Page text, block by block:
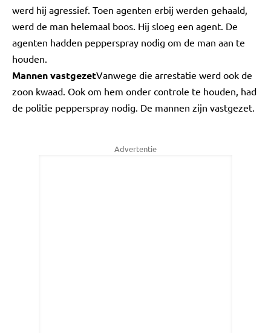
werd hij agressief. Toen agenten erbij werden gehaald,
werd de man helemaal boos. Hij sloeg een agent. De
agenten hadden pepperspray nodig om de man aan te
houden.
Mannen vastgezetVanwege die arrestatie werd ook de
zoon kwaad. Ook om hem onder controle te houden, had
de politie pepperspray nodig. De mannen zijn vastgezet.
Advertentie